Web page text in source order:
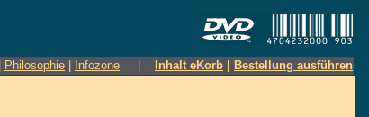
Philosophie Infozone Inhalt eKorb Bestellung ausführen